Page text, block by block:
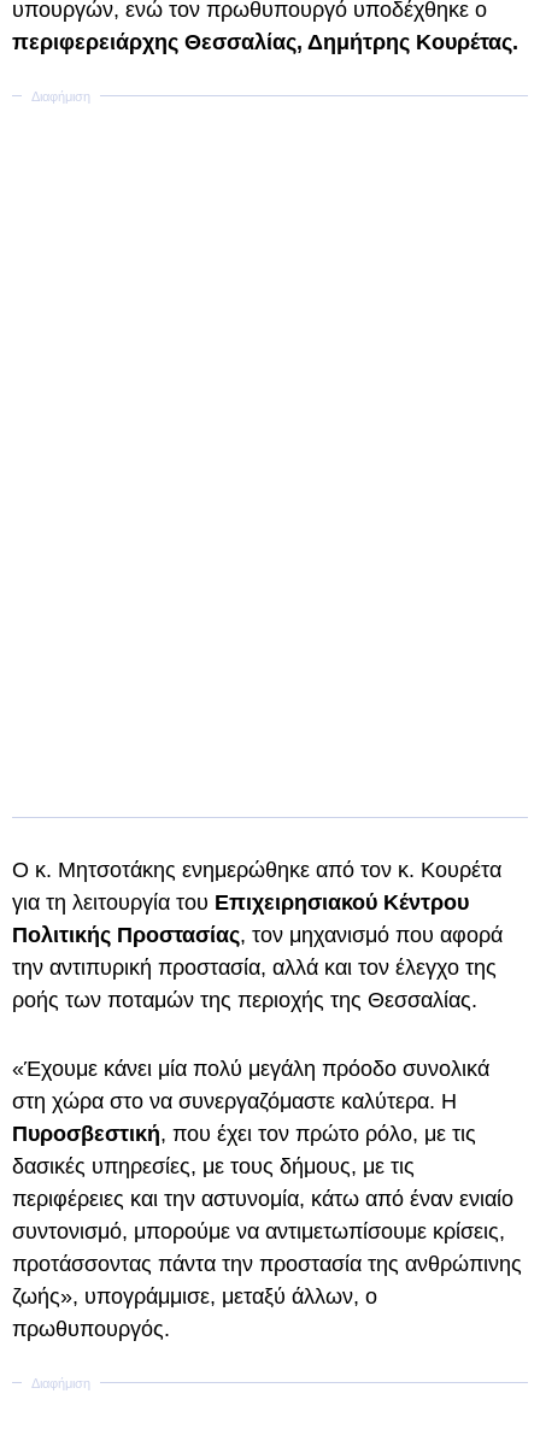
υπουργών, ενώ τον πρωθυπουργό υποδέχθηκε ο
περιφερειάρχης Θεσσαλίας, Δημήτρης Κουρέτας.
Ο κ. Μητσοτάκης ενημερώθηκε από τον κ. Κουρέτα
για τη λειτουργία του Επιχειρησιακού Κέντρου
Πολιτικής Προστασίας, τον μηχανισμό που αφορά
την αντιπυρική προστασία, αλλά και τον έλεγχο της
ροής των ποταμών της περιοχής της Θεσσαλίας.
«Έχουμε κάνει μία πολύ μεγάλη πρόοδο συνολικά
στη χώρα στο να συνεργαζόμαστε καλύτερα. Η
Πυροσβεστική, που έχει τον πρώτο ρόλο, με τις
δασικές υπηρεσίες, με τους δήμους, με τις
περιφέρειες και την αστυνομία, κάτω από έναν ενιαίο
συντονισμό, μπορούμε να αντιμετωπίσουμε κρίσεις,
προτάσσοντας πάντα την προστασία της ανθρώπινης
ζωής», υπογράμμισε, μεταξύ άλλων, ο
πρωθυπουργός.